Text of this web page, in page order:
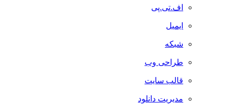
اف.تی.پی
ایمیل
شبکه
طراحی وب
قالب سایت
مدیریت دانلود